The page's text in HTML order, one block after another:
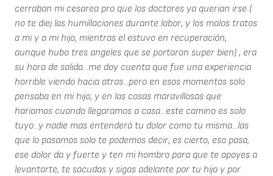
cerraban mi cesarea pro que los doctores ya querian irse (
no te diej las humillaciones durante labor, y los malos tratos
a mi y a mi hijo, mientras el estuvo en recuperación,
aunque hubo tres angeles que se portaron super bien) , era
su hora de salida...me doy cuenta que fue una experiencia
horrible viendo hacia atras...pero en esos momentos solo
pensaba en mi hijo, y en las cosas maravillosas que
hariamos cuando llegaramos a casa...este camino es solo
tuyo...y nadie mas entenderá tu dolor como tu misma...las
que lo pasamos solo te podemos decir, es cierto, eso pasa,
ese dolor da y fuerte y ten mi hombro para que te apoyes a
levantarte, te sacudas y sigas adelante por tu hijo y por